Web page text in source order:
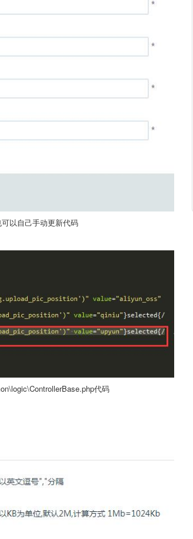
以自己手动更新代码
代码